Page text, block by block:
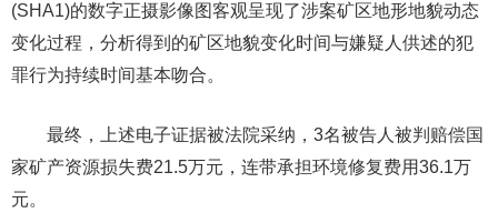
(SHA1)的数字正摄影像图客观呈现了涉案矿区地形地貌动态
变化过程，分析得到的矿区地貌变化时间与嫌疑人供述的犯
罪行为持续时间基本吻合。
最终，上述电子证据被法院采纳，3名被告人被判赔偿国
家矿产资源损失费21.5万元，连带承担环境修复费用36.1万
元。